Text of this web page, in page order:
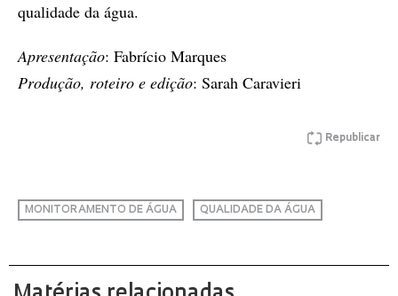
qualidade da água.
Apresentação: Fabrício Marques
Produção, roteiro e edição: Sarah Caravieri
Republicar
MONITORAMENTO DE ÁGUA QUALIDADE DA ÁGUA